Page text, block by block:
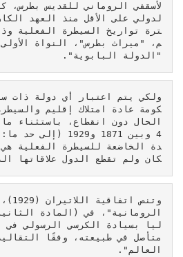
لأسقفي الروماني للقديس بطرس،
لدولي على الأقل منذ العهد
ترة تواريخ السيطرة الفعلية
"الدولة البابوية".
ولكي يتم اعتبار أي دولة ذات
4 وبين 1871
دة الخاضعة للسيطرة الفعلية
كان ولم تقطع الدول علاقاتها
الرومانية"، في (المادة
العالم".